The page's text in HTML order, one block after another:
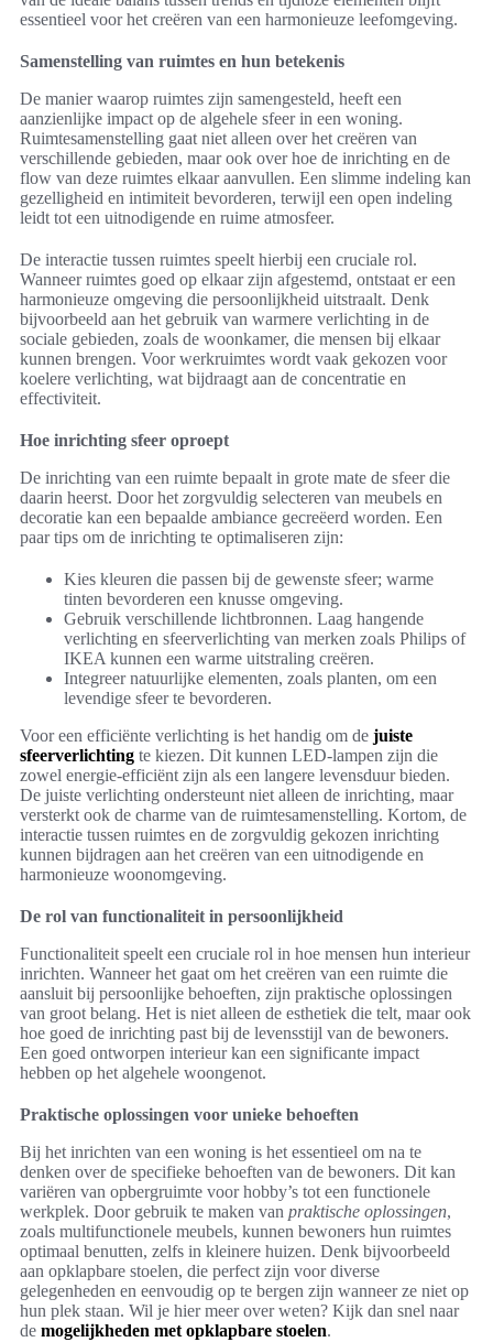
essentieel voor het creëren van een harmonieuze leefomgeving.
Samenstelling van ruimtes en hun betekenis
De manier waarop ruimtes zijn samengesteld, heeft een
aanzienlijke impact op de algehele sfeer in een woning.
Ruimtesamenstelling gaat niet alleen over het creëren van
verschillende gebieden, maar ook over hoe de inrichting en de
flow van deze ruimtes elkaar aanvullen. Een slimme indeling kan
gezelligheid en intimiteit bevorderen, terwijl een open indeling
leidt tot een uitnodigende en ruime atmosfeer.
De interactie tussen ruimtes speelt hierbij een cruciale rol.
Wanneer ruimtes goed op elkaar zijn afgestemd, ontstaat er een
harmonieuze omgeving die persoonlijkheid uitstraalt. Denk
bijvoorbeeld aan het gebruik van warmere verlichting in de
sociale gebieden, zoals de woonkamer, die mensen bij elkaar
kunnen brengen. Voor werkruimtes wordt vaak gekozen voor
koelere verlichting, wat bijdraagt aan de concentratie en
effectiviteit.
Hoe inrichting sfeer oproept
De inrichting van een ruimte bepaalt in grote mate de sfeer die
daarin heerst. Door het zorgvuldig selecteren van meubels en
decoratie kan een bepaalde ambiance gecreëerd worden. Een
paar tips om de inrichting te optimaliseren zijn:
Kies kleuren die passen bij de gewenste sfeer; warme
tinten bevorderen een knusse omgeving.
Gebruik verschillende lichtbronnen. Laag hangende
verlichting en sfeerverlichting van merken zoals Philips of
IKEA kunnen een warme uitstraling creëren.
Integreer natuurlijke elementen, zoals planten, om een
levendige sfeer te bevorderen.
Voor een efficiënte verlichting is het handig om de juiste
sfeerverlichting te kiezen. Dit kunnen LED-lampen zijn die
zowel energie-efficiënt zijn als een langere levensduur bieden.
De juiste verlichting ondersteunt niet alleen de inrichting, maar
versterkt ook de charme van de ruimtesamenstelling. Kortom, de
interactie tussen ruimtes en de zorgvuldig gekozen inrichting
kunnen bijdragen aan het creëren van een uitnodigende en
harmonieuze woonomgeving.
De rol van functionaliteit in persoonlijkheid
Functionaliteit speelt een cruciale rol in hoe mensen hun interieur
inrichten. Wanneer het gaat om het creëren van een ruimte die
aansluit bij persoonlijke behoeften, zijn praktische oplossingen
van groot belang. Het is niet alleen de esthetiek die telt, maar ook
hoe goed de inrichting past bij de levensstijl van de bewoners.
Een goed ontworpen interieur kan een significante impact
hebben op het algehele woongenot.
Praktische oplossingen voor unieke behoeften
Bij het inrichten van een woning is het essentieel om na te
denken over de specifieke behoeften van de bewoners. Dit kan
variëren van opbergruimte voor hobby’s tot een functionele
werkplek. Door gebruik te maken van praktische oplossingen,
zoals multifunctionele meubels, kunnen bewoners hun ruimtes
optimaal benutten, zelfs in kleinere huizen. Denk bijvoorbeeld
aan opklapbare stoelen, die perfect zijn voor diverse
gelegenheden en eenvoudig op te bergen zijn wanneer ze niet op
hun plek staan. Wil je hier meer over weten? Kijk dan snel naar
de mogelijkheden met opklapbare stoelen.